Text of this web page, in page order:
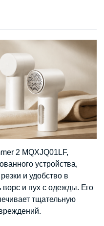
2 MQXJQ01LF,
устройства,
и удобство в
ворс и пух с одежды. Его
тщательную